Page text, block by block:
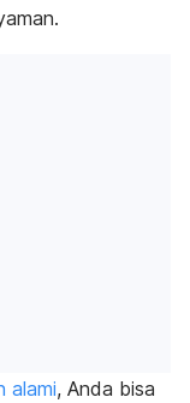
alami, Anda bisa